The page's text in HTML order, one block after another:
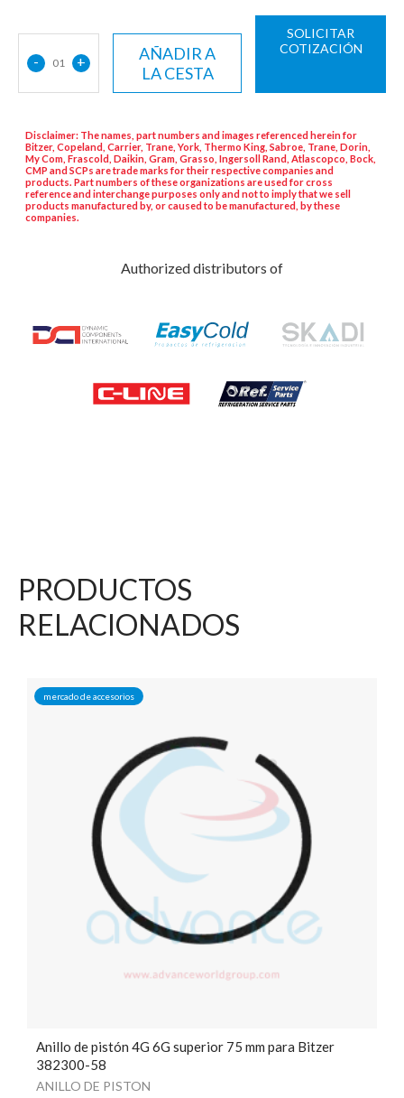
- 01 +
AÑADIR A
LA CESTA
SOLICITAR
COTIZACIÓN
Disclaimer: The names, part numbers and images referenced herein for
Bitzer, Copeland, Carrier, Trane, York, Thermo King, Sabroe, Trane, Dorin,
My Com, Frascold, Daikin, Gram, Grasso, Ingersoll Rand, Atlascopco, Bock,
CMP and SCPs are trade marks for their respective companies and
products. Part numbers of these organizations are used for cross
reference and interchange purposes only and not to imply that we sell
products manufactured by, or caused to be manufactured, by these
companies.
Authorized distributors of
PRODUCTOS
RELACIONADOS
mercado de accesorios
Anillo de pistón 4G 6G superior 75 mm para Bitzer
382300-58
ANILLO DE PISTON